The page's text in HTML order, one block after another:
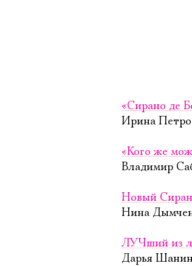
«Сирано де
Ирина
«Кого же
Владимир
Новый
Нина
ЛУЧший из
Дарья